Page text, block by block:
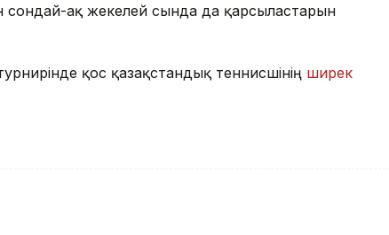
сондай-ақ жекелей сында да қарсыластарын
қос қазақстандық теннисшінің ширек